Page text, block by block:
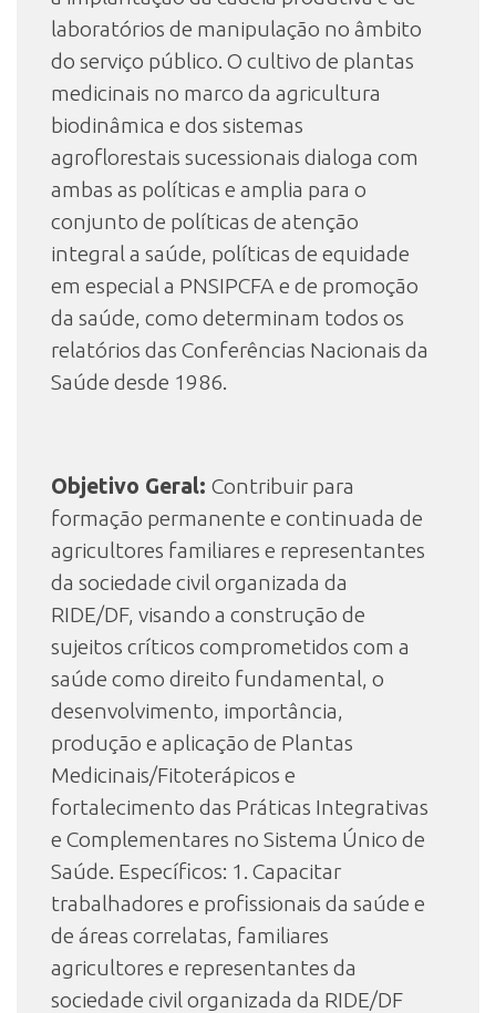
laboratórios de manipulação no âmbito
do serviço público. O cultivo de plantas
medicinais no marco da agricultura
biodinâmica e dos sistemas
agroflorestais sucessionais dialoga com
ambas as políticas e amplia para o
conjunto de políticas de atenção
integral a saúde, políticas de equidade
em especial a PNSIPCFA e de promoção
da saúde, como determinam todos os
relatórios das Conferências Nacionais da
Saúde desde 1986.
Objetivo Geral: Contribuir para
formação permanente e continuada de
agricultores familiares e representantes
da sociedade civil organizada da
RIDE/DF, visando a construção de
sujeitos críticos comprometidos com a
saúde como direito fundamental, o
desenvolvimento, importância,
produção e aplicação de Plantas
Medicinais/Fitoterápicos e
fortalecimento das Práticas Integrativas
e Complementares no Sistema Único de
Saúde. Específicos: 1. Capacitar
trabalhadores e profissionais da saúde e
de áreas correlatas, familiares
agricultores e representantes da
sociedade civil organizada da RIDE/DF